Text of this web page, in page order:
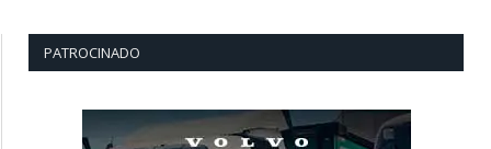
PATROCINADO